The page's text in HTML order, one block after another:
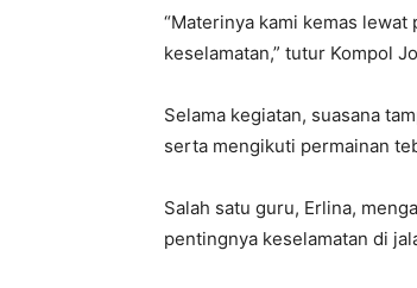
“Materinya kami kemas
keselamatan,” tutur Kompol
Selama kegiatan, suasana
serta mengikuti permainan
Salah satu guru, Erlina,
pentingnya keselamatan di